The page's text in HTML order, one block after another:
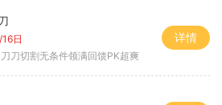
日
刀切割无条件领满回馈PK超爽
详情